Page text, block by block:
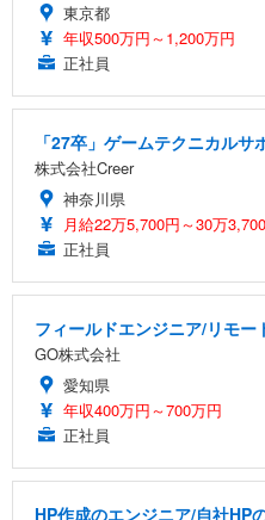
東京都
年収500万円～1,200万円
正社員
「27卒」ゲームテクニカル
株式会社Creer
神奈川県
月給22万5,700円～30万
正社員
フィールドエンジニア/リモ
GO株式会社
愛知県
年収400万円～700万円
正社員
HP作成のエンジニア/自社HP